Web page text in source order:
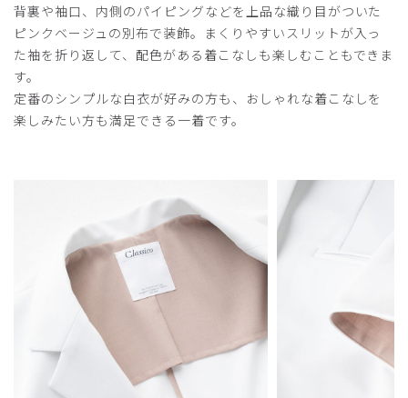
購入確認済み
年齢:30代 身長: 156-160cm 体重:51-55kg
着心地がとても良いです！
商品：
M04レディース白衣:ライトジャージーコート/
白/M
​1 ​2 ​3
背裏や袖口、内側のパイピングなどを上品な織り目がついた
ピンクベージュの別布で装飾。まくりやすいスリットが入っ
た袖を折り返して、配色がある着こなしも楽しむこともできま
す。
定番のシンプルな白衣が好みの方も、おしゃれな着こなしを
楽しみたい方も満足できる一着です。